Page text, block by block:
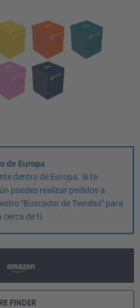
de Europa
dentro de Europa. Si te
puedes realizar pedidos a
"Buscador de Tiendas" para
de ti.
FINDER